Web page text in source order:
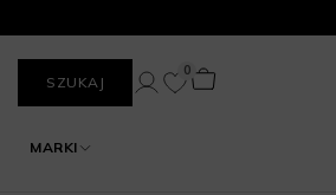
SZUKAJ
MARKI
0